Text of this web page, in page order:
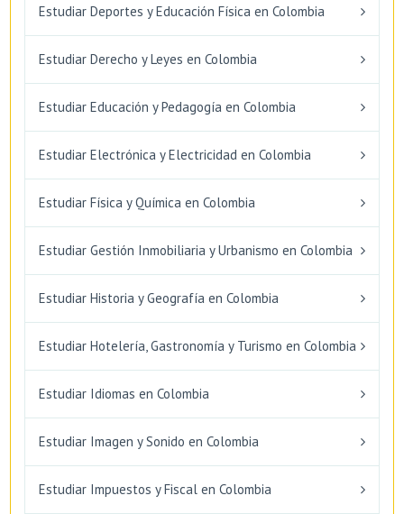
Estudiar Deportes y Educación Física en Colombia
Estudiar Derecho y Leyes en Colombia
Estudiar Educación y Pedagogía en Colombia
Estudiar Electrónica y Electricidad en Colombia
Estudiar Física y Química en Colombia
Estudiar Gestión Inmobiliaria y Urbanismo en Colombia
Estudiar Historia y Geografía en Colombia
Estudiar Hotelería, Gastronomía y Turismo en Colombia
Estudiar Idiomas en Colombia
Estudiar Imagen y Sonido en Colombia
Estudiar Impuestos y Fiscal en Colombia